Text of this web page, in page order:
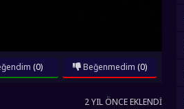
(0) Beğenmedim (0)
2 YIL ÖNCE EKLENDI